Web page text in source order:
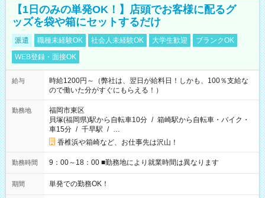
【1日のみの単発OK！】店頭でお客様に配るグ
ッズを袋や箱にセットするだけ
派遣 職種未経験OK 社会人未経験OK 大学生歓迎
ブランクOK
WEB登録・面接OK
給与
時給1200円～（弊社は、翌日が給料日！しかも、100％支給な
ので働いた分がすぐにもらえる！）
勤務地
福岡市東区
貝塚(福岡県)駅から自転車10分 / 箱崎駅から自転車・バイク・
車15分 / 千早駅 / …
香椎浜や箱崎など、お仕事先は沢山！
勤務時間 9：00～18：00 ■勤務地により就業時間は異なります
期間 単発での勤務OK！